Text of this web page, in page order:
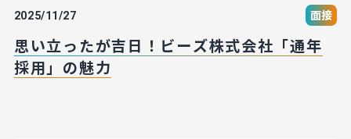
2025/11/27 面接
思い立ったが吉日！ビーズ株式会社「通年
採用」の魅力